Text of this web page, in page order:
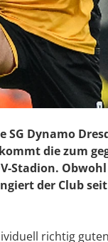
Dynamo
die zum
Stadion.
der Club
richtig